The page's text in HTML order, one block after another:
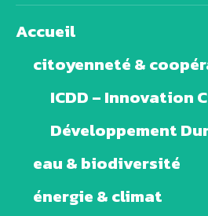
Accueil
citoyenneté &
ICDD – Innovation
Développement
eau & biodiversité
énergie & climat